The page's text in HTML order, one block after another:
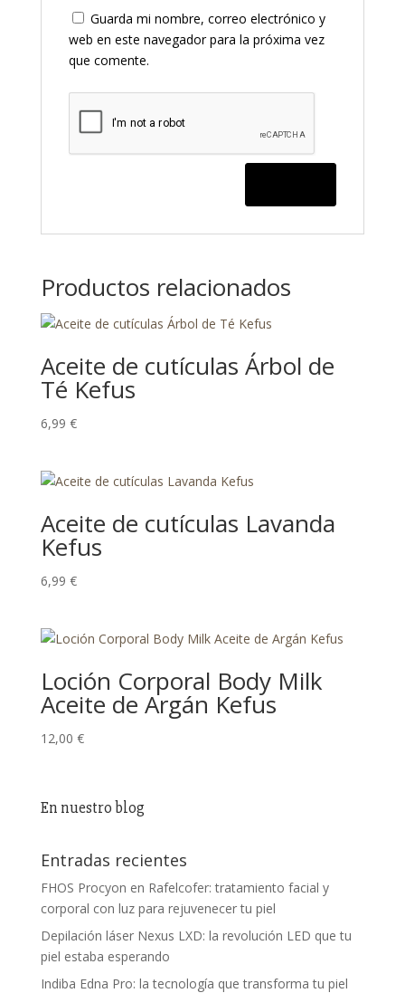
Guarda mi nombre, correo electrónico y
web en este navegador para la próxima vez
que comente.
Productos relacionados
Aceite de cutículas Árbol de
Té Kefus
6,99 €
Aceite de cutículas Lavanda
Kefus
6,99 €
Loción Corporal Body Milk
Aceite de Argán Kefus
12,00 €
En nuestro blog
Entradas recientes
FHOS Procyon en Rafelcofer: tratamiento facial y
corporal con luz para rejuvenecer tu piel
Depilación láser Nexus LXD: la revolución LED que tu
piel estaba esperando
Indiba Edna Pro: la tecnología que transforma tu piel